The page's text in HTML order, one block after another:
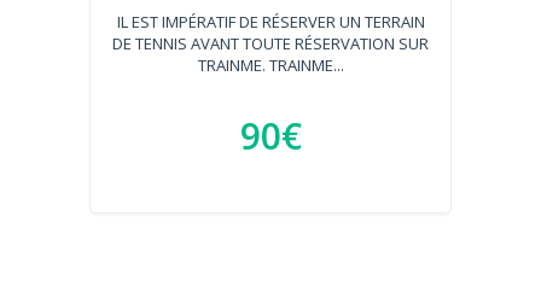
IL EST IMPÉRATIF DE RÉSERVER UN TERRAIN
DE TENNIS AVANT TOUTE RÉSERVATION SUR
TRAINME. TRAINME...
90€